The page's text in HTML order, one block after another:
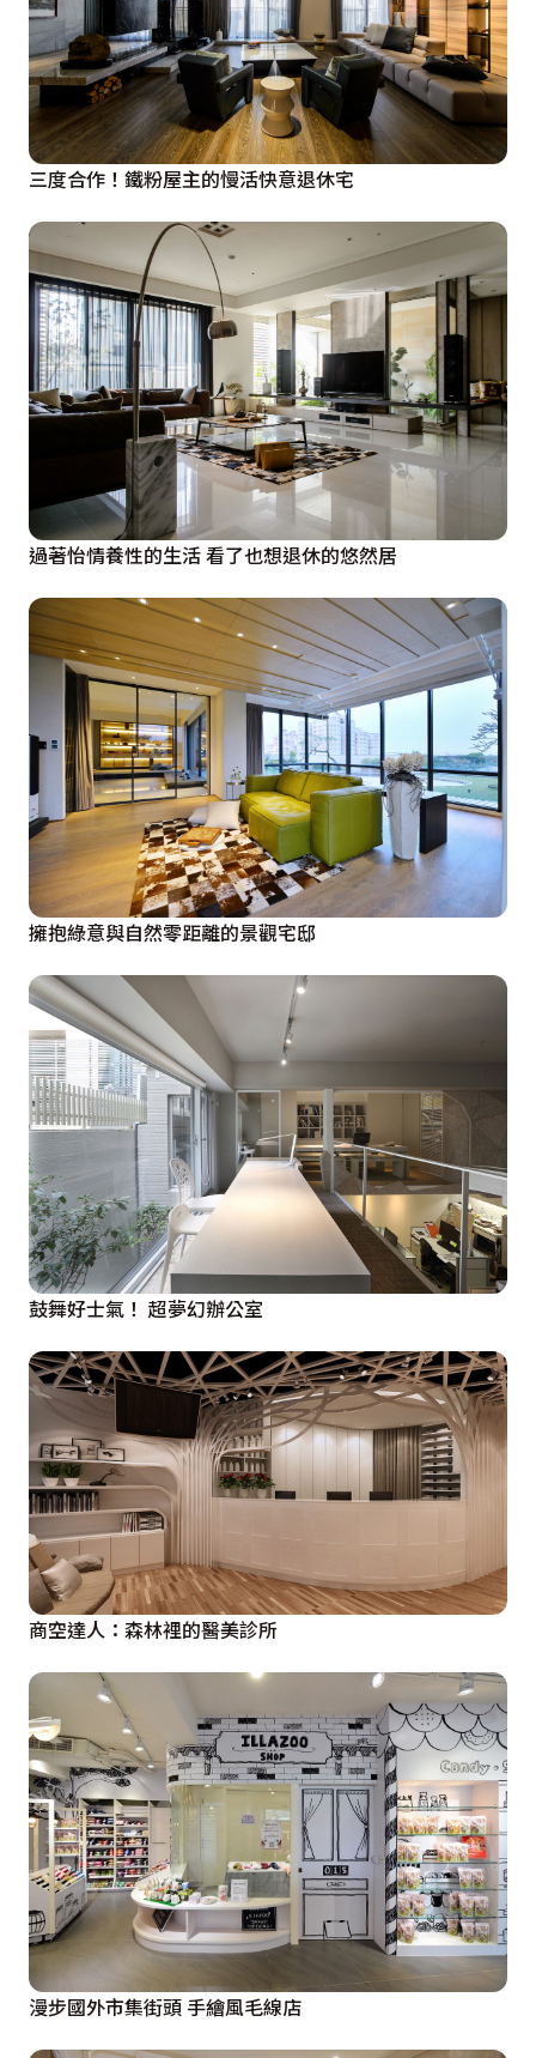
三度合作！鐵粉屋主的慢活快意退休宅
過著怡情養性的生活 看了也想退休的悠然居
擁抱綠意與自然零距離的景觀宅邸
鼓舞好士氣！ 超夢幻辦公室
商空達人：森林裡的醫美診所
漫步國外市集街頭 手繪風毛線店